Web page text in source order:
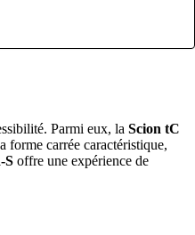
Parmi eux, la Scion tC
forme carrée caractéristique,
S offre une expérience de